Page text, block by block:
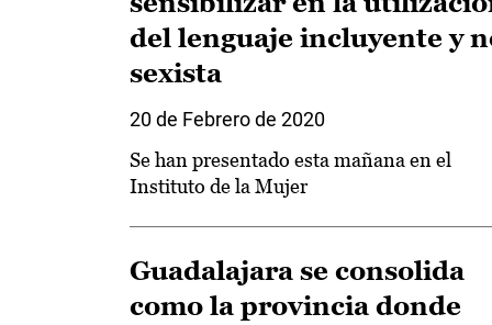
del lenguaje incluyente y
sexista
20 de Febrero de 2020
Se han presentado esta mañana en el
Instituto de la Mujer
Guadalajara se consolida
como la provincia donde